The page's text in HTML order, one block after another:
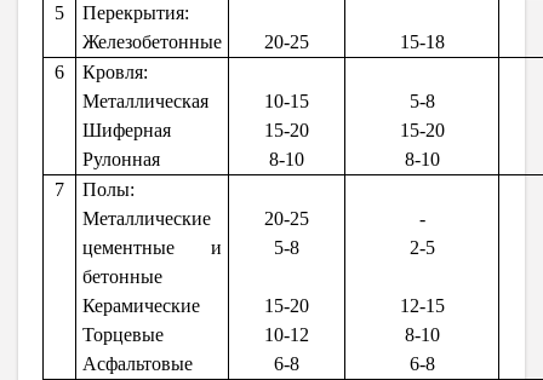
5
Перекрытия:
Железобетонные
20-25
15-18
6
Кровля:
Металлическая
10-15
5-8
Шиферная
15-20
15-20
Рулонная
8-10
8-10
7
Полы:
Металлические
20-25
-
цементные и
бетонные
5-8 2-5
Керамические 15-20
12-15
Торцевые
10-12
8-10
Асфальтовые
6-8
6-8